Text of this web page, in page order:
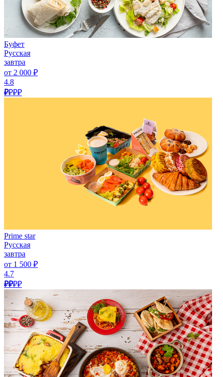
Буфет
Русская
завтра
от 2 000 ₽
4.8
₽₽₽₽
Prime star
Русская
завтра
от 1 500 ₽
4.7
₽₽₽₽